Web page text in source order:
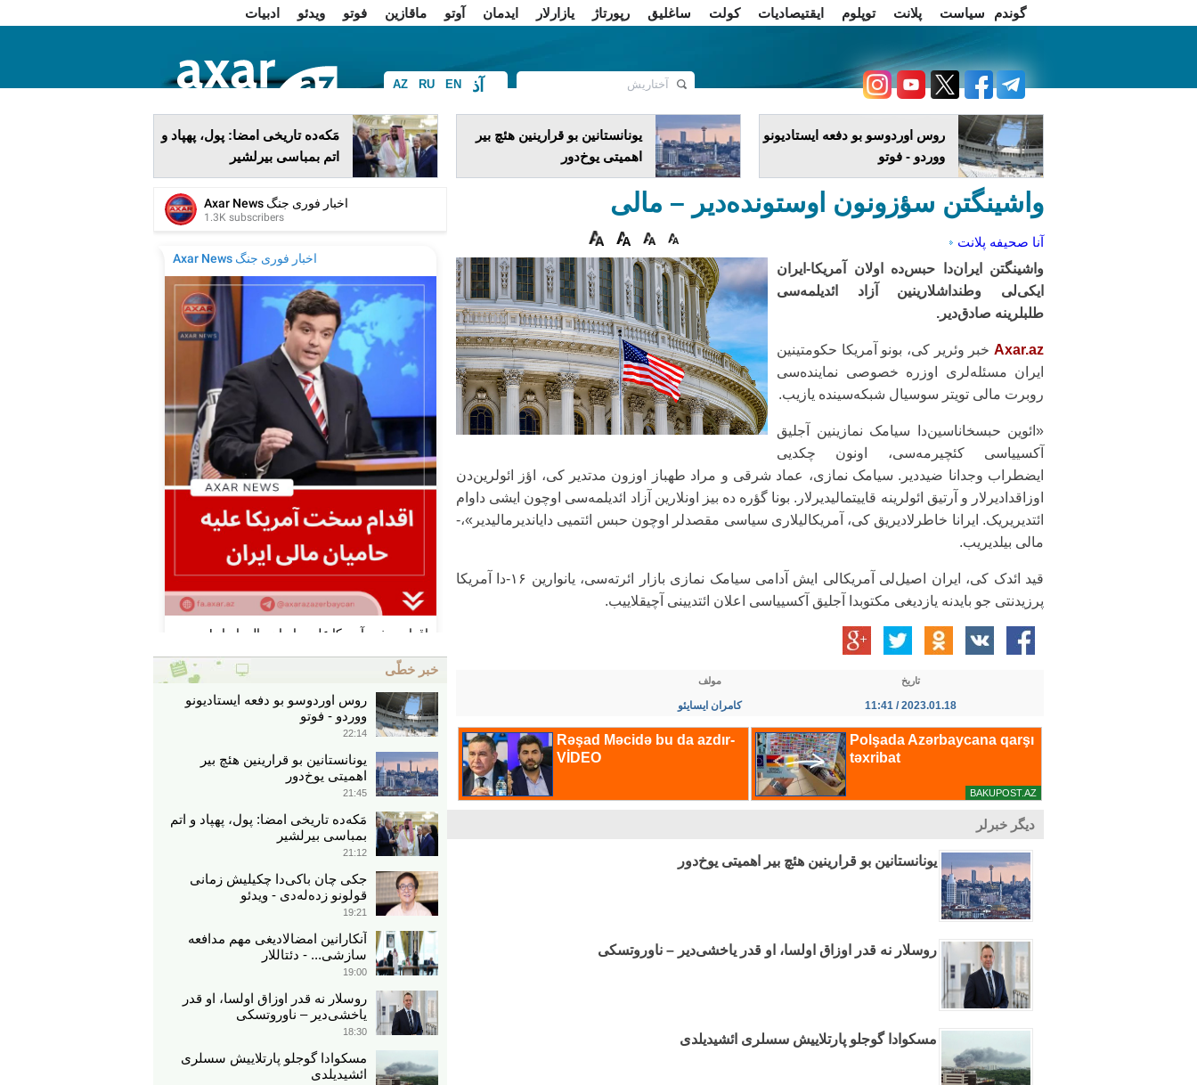
گوندم سیاست پلانت توپلوم ایقتیصادیات کولت ساغلیق رپورتاژ یازارلار ایدمان آوتو ماقازین فوتو ویدئو
ادبیات
AZ RU EN آذ
فا
روس اوردوسو بو دفعه ایستادیونو
ووردو - فوتو
یونانستانین بو قرارینین هئچ بیر
اهمیتی یوخ‌دور
مَکه‌ده تاریخی امضا: پول، پهپاد و
اتم بمباسی بیرلشیر
واشینگتن سؤزونون اوستونده‌دیر – مالی
آنا صحیفه پلانت
واشینگتن ایران‌دا حبس‌ده اولان آمریکا-ایران
ایکی‌لی وطنداشلارینین آزاد ائدیلمه‌سی
طلبلرینه صادق‌دیر.
Axar.az خبر وئریر کی، بونو آمریکا حکومتینین
ایران مسئله‌لری اوزره خصوصی نماینده‌سی
روبرت مالی تویتر سوسیال شبکه‌سینده یازیب.
«ائوین حبسخاناسین‌دا سیامک نمازینین آجلیق
آکسییاسی کئچیرمه‌سی، اونون چکدیی
ایضطراب وجدانا ضیددیر. سیامک نمازی، عماد شرقی و مراد طهباز اوزون مدتدیر کی، اؤز ائولرین‌دن
اوزاقدادیرلار و آرتیق ائولرینه قاییتمالیدیرلار. بونا گؤره ده بیز اونلارین آزاد ائدیلمه‌سی اوچون ایشی داوام
ائتدیریریک. ایرانا خاطرلادیریق کی، آمریکالیلاری سیاسی مقصدلر اوچون حبس ائتمیی دایاندیرمالیدیر»،-
مالی بیلدیریب.
قید ائدک کی، ایران اصیل‌لی آمریکالی ایش آدامی سیامک نمازی بازار ائرته‌سی، یانوارین ۱۶-دا آمریکا
پرزیدنتی جو بایدنه یازدیغی مکتوبدا آجلیق آکسییاسی اعلان ائتدیینی آچیقلاییب.
تاریخ
2023.01.18 / 11:41
مولف
کامران ایسایئو
دیگر خبرلر
یونانستانین بو قرارینین هئچ بیر اهمیتی یوخ‌دور
روسلار نه قدر اوزاق اولسا، او قدر یاخشی‌دیر – ناوروتسکی
مسکوادا گوجلو پارتلاییش سسلری ائشیدیلدی
خبر خطّی
روس اوردوسو بو دفعه ایستادیونو
ووردو - فوتو
22:14
یونانستانین بو قرارینین هئچ بیر
اهمیتی یوخ‌دور
21:45
مَکه‌ده تاریخی امضا: پول، پهپاد و اتم
بمباسی بیرلشیر
21:12
جکی چان باکی‌دا چکیلیش زمانی
قولونو زده‌له‌دی - ویدئو
19:21
آنکارانین امضالادیغی مهم مدافعه
سازشی... - دئتاللار
19:00
روسلار نه قدر اوزاق اولسا، او قدر
یاخشی‌دیر – ناوروتسکی
18:30
مسکوادا گوجلو پارتلاییش سسلری
ائشیدیلدی